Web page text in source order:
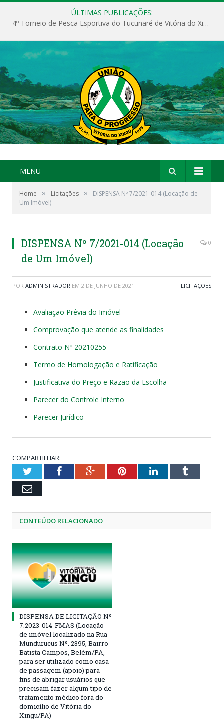
ÚLTIMAS PUBLICAÇÕES:
4º Torneio de Pesca Esportiva do Tucunaré de Vitória do Xingu
MENU
Home » Licitações »
DISPENSA Nº 7/2021-014 (Locação de
Um Imóvel)
DISPENSA Nº 7/2021-014 (Locação
de Um Imóvel)
0
POR ADMINISTRADOR EM 2 DE JUNHO DE 2021 LICITAÇÕES
Avaliação Prévia do Imóvel
Comprovação que atende as finalidades
Contrato Nº 20210255
Termo de Homologação e Ratificação
Justificativa do Preço e Razão da Escolha
Parecer do Controle Interno
Parecer Jurídico
COMPARTILHAR:
TwitterFacebookGoogle+PinterestLinkedInTumblr
Email
CONTEÚDO RELACIONADO
DISPENSA DE LICITAÇÃO Nº
7.2023-014-FMAS (Locação
de imóvel localizado na Rua
Mundurucus Nº. 2395, Bairro
Batista Campos, Belém/PA,
para ser utilizado como casa
de passagem (apoio) para
fins de abrigar usuários que
precisam fazer algum tipo de
tratamento médico fora do
domicílio de Vitória do
Xingu/PA)